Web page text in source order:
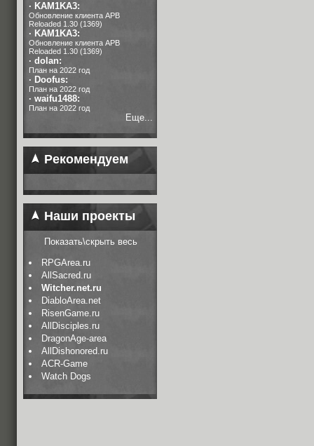
· KAM1KA3:
Обновление клиента APB
Reloaded 1.30 (1369)
· KAM1KA3:
Обновление клиента APB
Reloaded 1.30 (1369)
· dolan:
План на 2022 год
· Doofus:
План на 2022 год
· waifu1488:
План на 2022 год
Еще...
Рекомендуем
Наши проекты
Показать\скрыть весь
RPGArea.ru
AllSacred.ru
Witcher.net.ru
DiabloArea.net
RisenGame.ru
AllDisciples.ru
DragonAge-area
AllDishonored.ru
ACR-Game
Watch Dogs